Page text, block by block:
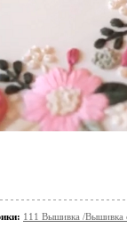
111 Вышивка /Вышивка